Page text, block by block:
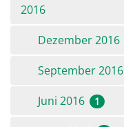
2016
Dezember 2016
September 2016
Juni 2016 1